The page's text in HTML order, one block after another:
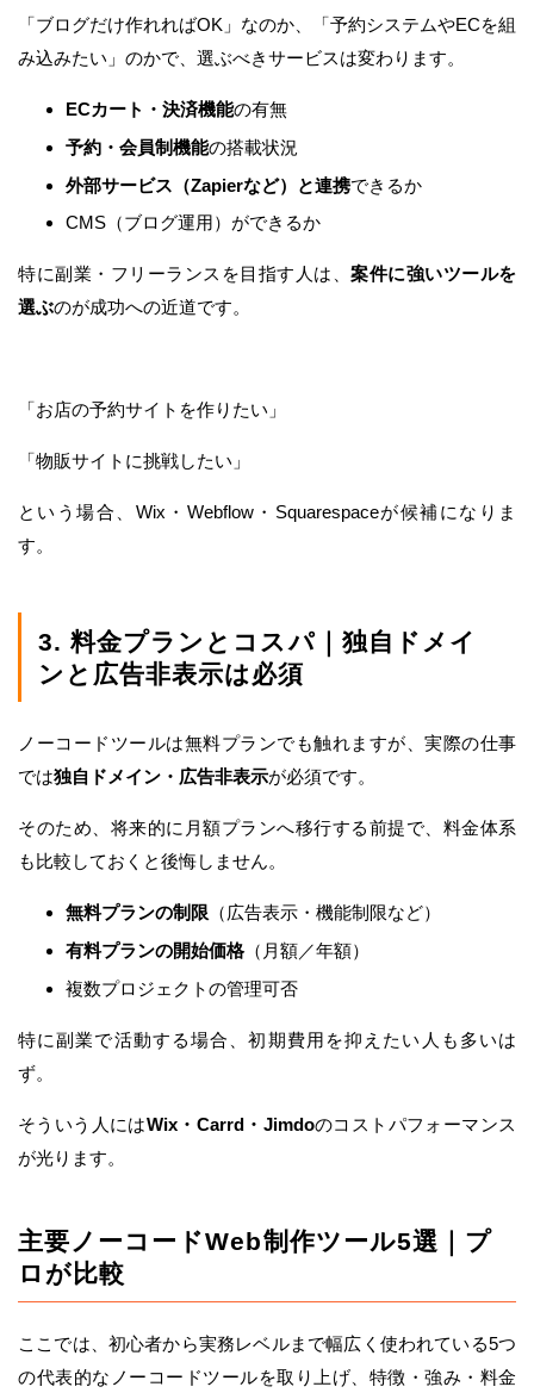
「ブログだけ作れればOK」なのか、「予約システムやECを組
み込みたい」のかで、選ぶべきサービスは変わります。
ECカート・決済機能の有無
予約・会員制機能の搭載状況
外部サービス（Zapierなど）と連携できるか
CMS（ブログ運用）ができるか
特に副業・フリーランスを目指す人は、 案件に強いツールを
選ぶのが成功への近道です。
「お店の予約サイトを作りたい」
「物販サイトに挑戦したい」
という場合、Wix・Webflow・Squarespaceが候補になりま
す。
3. 料金プランとコスパ｜独自ドメイ
ンと広告非表示は必須
ノーコードツールは無料プランでも触れますが、実際の仕事
では独自ドメイン・広告非表示が必須です。
そのため、将来的に月額プランへ移行する前提で、料金体系
も比較しておくと後悔しません。
無料プランの制限 （広告表示・機能制限など）
有料プランの開始価格（月額／年額）
複数プロジェクトの管理可否
特に副業で活動する場合、初期費用を抑えたい人も多いは
ず。
そういう人にはWix・Carrd・Jimdoのコストパフォーマンス
が光ります。
主要ノーコードWeb制作ツール5選｜プ
ロが比較
ここでは、初心者から実務レベルまで幅広く使われている5つ
の代表的なノーコードツールを取り上げ、特徴・強み・料金